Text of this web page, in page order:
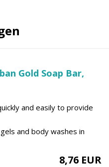
Gold Soap Bar,
and easily to provide
and body washes in
8,76 EUR